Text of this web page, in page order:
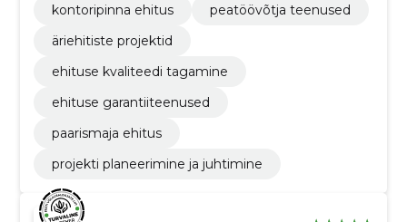
kontoripinna ehitus
peatöövõtja teenused
äriehitiste projektid
ehituse kvaliteedi tagamine
ehituse garantiiteenused
paarismaja ehitus
projekti planeerimine ja juhtimine